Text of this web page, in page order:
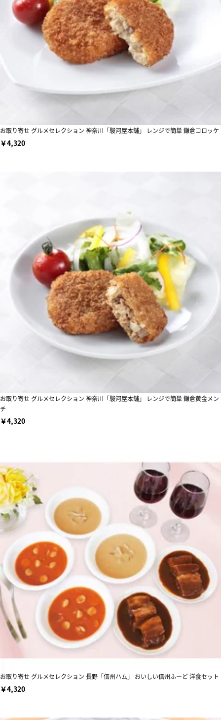
お取り寄せ グルメセレクション 神奈川「駿河屋本舗」 レンジで簡単 鎌倉コロッケ
￥4,320
お取り寄せ グルメセレクション 神奈川「駿河屋本舗」 レンジで簡単 鎌倉黄金メン
チ
￥4,320
お取り寄せ グルメセレクション 長野「信州ハム」 おいしい信州ふーど 洋食セット
￥4,320